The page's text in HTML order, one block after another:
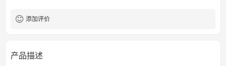
添加评价
产品描述